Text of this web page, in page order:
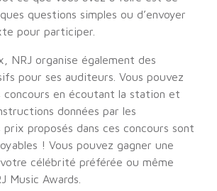
questions simples ou d’envoyer
pour participer.
NRJ organise également des
pour ses auditeurs. Vous pouvez
concours en écoutant la station et
données par les
prix proposés dans ces concours sont
! Vous pouvez gagner une
célébrité préférée ou même
Music Awards.